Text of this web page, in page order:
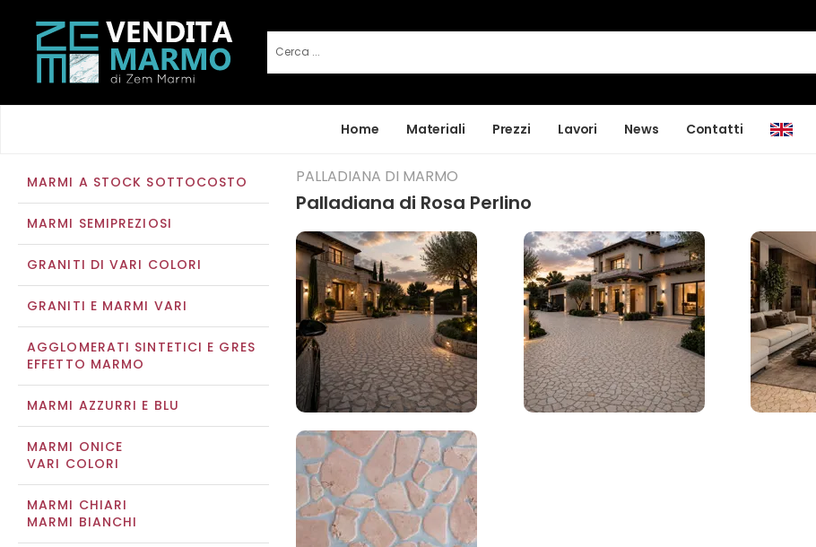
Home Materiali Prezzi Lavori News Contatti
MARMI A STOCK SOTTOCOSTO
MARMI SEMIPREZIOSI
GRANITI DI VARI COLORI
GRANITI E MARMI VARI
AGGLOMERATI SINTETICI E GRES
EFFETTO MARMO
MARMI AZZURRI E BLU
MARMI ONICE
VARI COLORI
MARMI CHIARI
MARMI BIANCHI
PALLADIANA DI MARMO
Palladiana di Rosa Perlino